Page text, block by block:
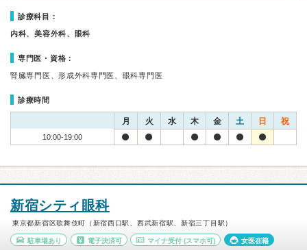
診療科目：
内科、美容外科、眼科
専門医・資格：
腎臓専門医、形成外科専門医、眼科専門医
診療時間
月 火 水 木 金 土 日 祝
10:00-19:00
新宿シティ眼科
東京都新宿区歌舞伎町（新宿西口駅、西武新宿駅、新宿三丁目駅）
駐車場あり 電子決済可 マイナ受付 (スマホ可) 女医在籍